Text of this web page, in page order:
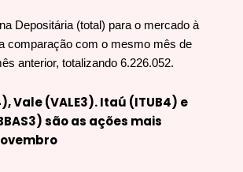
Depositária (total) para o mercado à
comparação com o mesmo mês de
anterior, totalizando 6.226.052.
Vale (VALE3). Itaú (ITUB4) e
são as ações mais